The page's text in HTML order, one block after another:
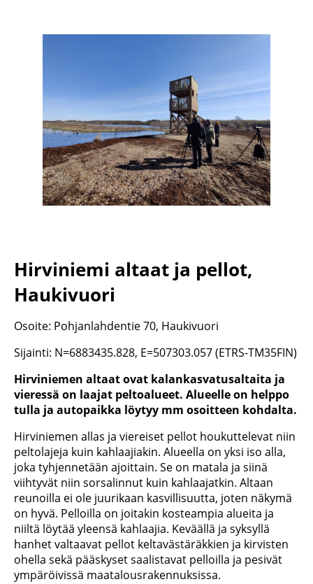
Hirviniemi altaat ja pellot,
Haukivuori
Osoite: Pohjanlahdentie 70, Haukivuori
Sijainti: N=6883435.828, E=507303.057 (ETRS-TM35FIN)
Hirviniemen altaat ovat kalankasvatusaltaita ja
vieressä on laajat peltoalueet. Alueelle on helppo
tulla ja autopaikka löytyy mm osoitteen kohdalta.
Hirviniemen allas ja viereiset pellot houkuttelevat niin
peltolajeja kuin kahlaajiakin. Alueella on yksi iso alla,
joka tyhjennetään ajoittain. Se on matala ja siinä
viihtyvät niin sorsalinnut kuin kahlaajatkin. Altaan
reunoilla ei ole juurikaan kasvillisuutta, joten näkymä
on hyvä. Pelloilla on joitakin kosteampia alueita ja
niiltä löytää yleensä kahlaajia. Keväällä ja syksyllä
hanhet valtaavat pellot keltavästäräkkien ja kirvisten
ohella sekä pääskyset saalistavat pelloilla ja pesivät
ympäröivissä maatalousrakennuksissa.